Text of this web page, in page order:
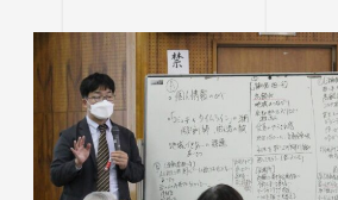
オープンカレッジ
たいし塾
公開シンポジウム
その他の公開講座